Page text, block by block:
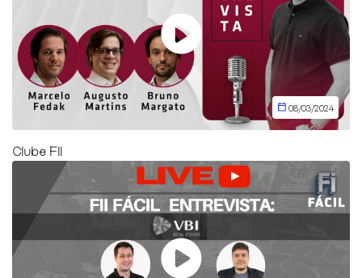
08/03/2024
Clube FII